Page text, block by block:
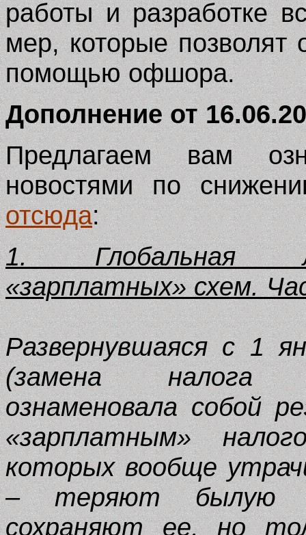
работы и разработке
мер, которые позволят
помощью офшора.
Дополнение от
Предлагаем вам
новостями по
отсюда:
1. Глобальная
«зарплатных» схем.
Развернувшаяся с 1
(замена налога
ознаменовала собой
«зарплатным»
которых вообще
– теряют былую
сохраняют ее, но